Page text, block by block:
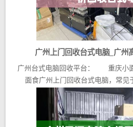
广州上门回收台式电脑_广州
广州台式电脑回收平台： 重庆小
面食广州上门回收台式电脑，常见